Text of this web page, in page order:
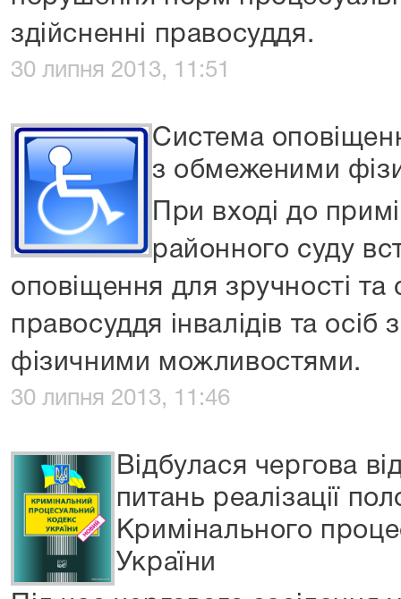
здійсненні правосуддя.
30 липня 2013, 11:51
Система
з обмеженими
При вході до
районного суду
оповіщення для зручності
правосуддя інвалідів та
фізичними можливостями.
30 липня 2013, 11:46
Відбулася чергова
питань реалізації
Кримінального
України